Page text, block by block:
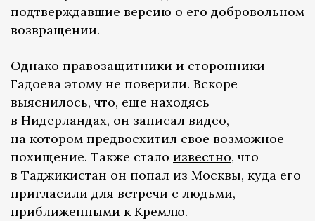
подтверждавшие версию о его добровольном
возвращении.
Однако правозащитники и сторонники
Гадоева этому не поверили. Вскоре
выяснилось, что, еще находясь
в Нидерландах, он записал видео,
на котором предвосхитил свое возможное
похищение. Также стало известно, что
в Таджикистан он попал из Москвы, куда его
пригласили для встречи с людьми,
приближенными к Кремлю.